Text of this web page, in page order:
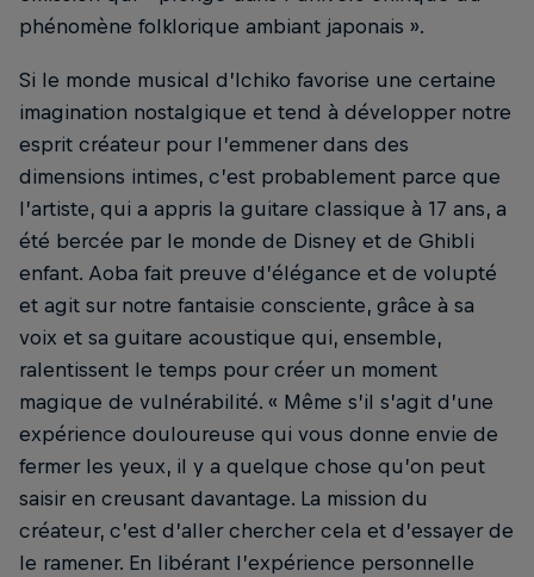
phénomène folklorique ambiant japonais ».
Si le monde musical d’Ichiko favorise une certaine
imagination nostalgique et tend à développer notre
esprit créateur pour l’emmener dans des
dimensions intimes, c’est probablement parce que
l’artiste, qui a appris la guitare classique à 17 ans, a
été bercée par le monde de Disney et de Ghibli
enfant. Aoba fait preuve d’élégance et de volupté
et agit sur notre fantaisie consciente, grâce à sa
voix et sa guitare acoustique qui, ensemble,
ralentissent le temps pour créer un moment
magique de vulnérabilité. « Même s’il s’agit d’une
expérience douloureuse qui vous donne envie de
fermer les yeux, il y a quelque chose qu’on peut
saisir en creusant davantage. La mission du
créateur, c’est d’aller chercher cela et d’essayer de
le ramener. En libérant l’expérience personnelle